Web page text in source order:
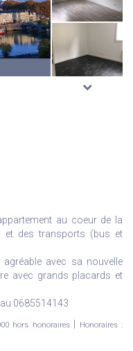
au coeur de la
et des transports (bus et
avec sa nouvelle
avec grands placards et
0685514143
hors honoraires|
Honoraires :